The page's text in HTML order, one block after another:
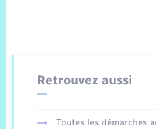
Retrouvez aussi
Toutes les démarches